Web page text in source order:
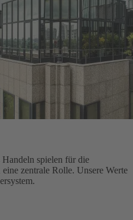
spielen für die
zentrale Rolle. Unsere Werte